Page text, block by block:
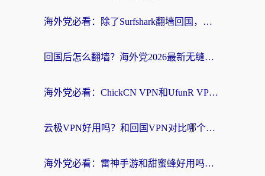
海外党必看：除了Surfshark翻墙回国，这些加速器选择技巧你真的懂吗？
回国后怎么翻墙？海外党2026最新无缝访问国内资源全攻略（附对比实测）
海外党必看：ChickCN VPN和UfunR VPN对比哪个回国效果更好？附实用选择指南
云极VPN好用吗？和回国VPN对比哪个回国效果更好？海外党亲测避坑指南
海外党必看：雷神手游和甜蜜蜂好用吗？3步选对回国加速器无缝刷国内资源